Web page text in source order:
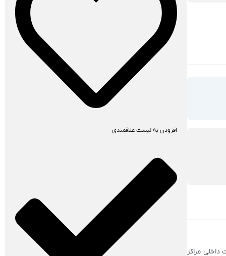
ارتباطات داخلی مراکز
افزودن به لیست علاقمندی